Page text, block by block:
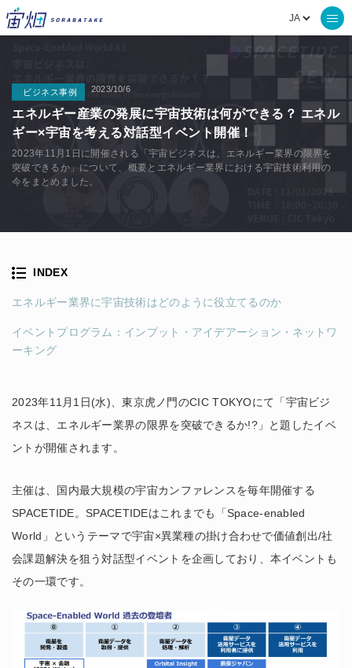
ビジネス事例 2023/10/6
エネルギー産業の発展に宇宙技術は何ができる？ エネル
ギー×宇宙を考える対話型イベント開催！
2023年11月1日に開催される「宇宙ビジネスは、エネルギー業界の限界を
突破できるか」について、概要とエネルギー業界における宇宙技術利用の
今をまとめました。
2023年11月1日(水)、東京虎ノ門のCIC TOKYOにて「宇宙ビジ
ネスは、エネルギー業界の限界を突破できるか!?」と題したイベ
ントが開催されます。
主催は、国内最大規模の宇宙カンファレンスを毎年開催する
SPACETIDE。SPACETIDEはこれまでも「Space-enabled
World」というテーマで宇宙×異業種の掛け合わせで価値創出/社
会課題解決を狙う対話型イベントを企画しており、本イベントも
その一環です。
INDEX
エネルギー業界に宇宙技術はどのように役立てるのか
イベントプログラム：インプット・アイデアーション・ネットワ
ーキング